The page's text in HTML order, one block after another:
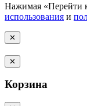
Нажимая «Перейти
использования и
✕
✕
Корзина